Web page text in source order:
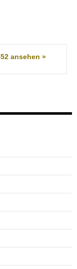
ansehen »